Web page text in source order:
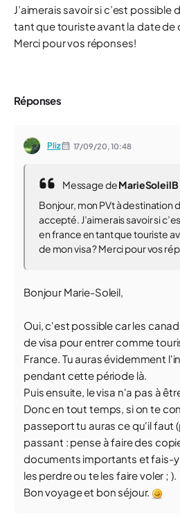
J’aimerais savoir si c’est possible
tant que touriste avant la date de
Merci pour vos réponses!
Réponses
Pliz 17/09/20,10:48
Message deMarieSoleilB
Bonjour, mon PVt à destination
accepté. J’aimerais savoir si
en france en tant que touriste
de mon visa ? Merci pour vos
Bonjour Marie-Soleil,
Oui, c'est possible car les
de visa pour entrer comme
France. Tu auras évidemment
pendant cette période là.
Puis ensuite, le visa n'a pas à
Donc en tout temps, si on te
passeport tu auras ce qu'il faut
passant : pense à faire des
documents importants et fais-
les perdre ou te les faire voler ; ).
Bon voyage et bon séjour.